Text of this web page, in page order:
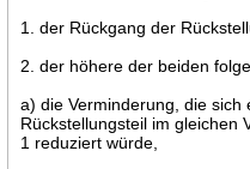
1. der Rückgang der
2. der höhere der beiden
a) die Verminderung, die
Rückstellungsteil im gleichen
1 reduziert würde,